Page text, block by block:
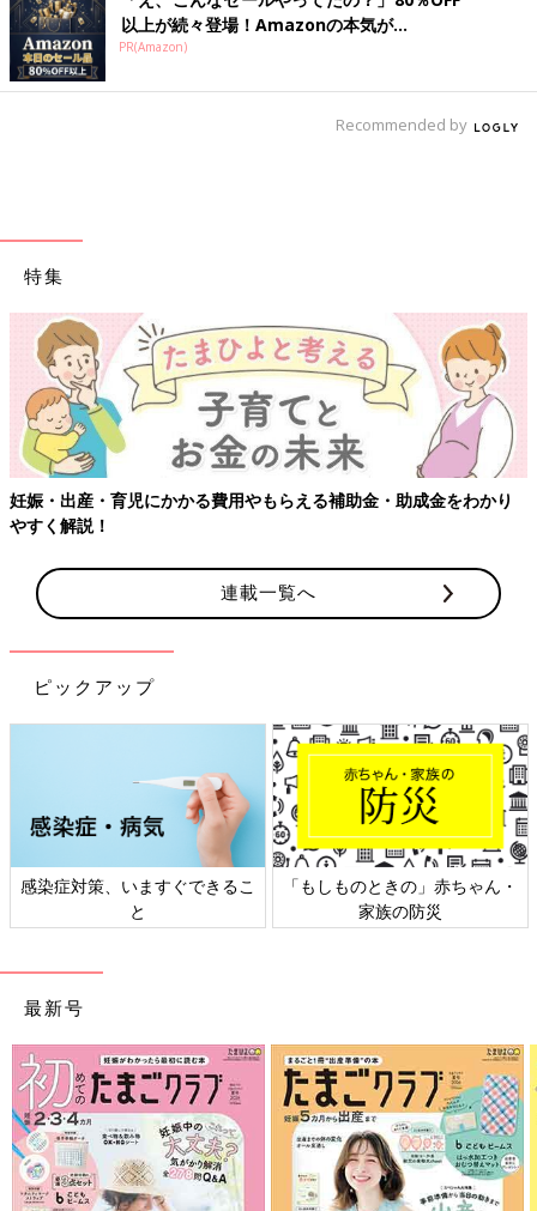
以上が続々登場！Amazonの本気が...
PR(Amazon)
Recommended by
特集
【ワクチン接種できるものも】妊婦の感染症対策、知っておいて！
連載一覧へ
ピックアップ
日本外来小児科学会リーフレッ
ト検討会
六星占術 細木かおりさんの人生
相談
最新号